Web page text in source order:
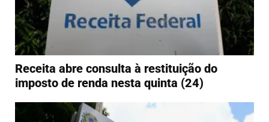
Receita abre consulta à restituição do
imposto de renda nesta quinta (24)